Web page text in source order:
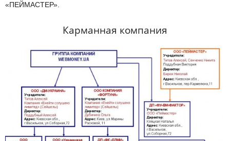
«ПЕЙМАСТЕР».
Карманная компания